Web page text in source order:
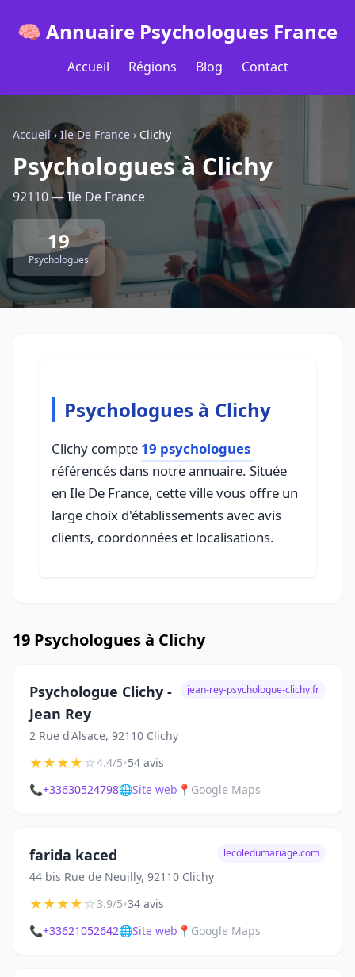
🧠 Annuaire Psychologues France
Accueil Régions Blog Contact
Accueil› Ile De France › Clichy
Psychologues à Clichy
92110 — Ile De France
19
Psychologues
Psychologues à Clichy
Clichy compte 19 psychologues
référencés dans notre annuaire. Située
en Ile De France, cette ville vous offre un
large choix d'établissements avec avis
clients, coordonnées et localisations.
19 Psychologues à Clichy
Psychologue Clichy -
Jean Rey
2 Rue d'Alsace, 92110 Clichy
jean-rey-psychologue-clichy.fr
★★★★☆4.4/5•54 avis
📞+33630524798🌐Site web 📍 Google Maps
farida kaced
44 bis Rue de Neuilly, 92110 Clichy
lecoledumariage.com
★★★★☆3.9/5•34 avis
📞+33621052642🌐Site web 📍 Google Maps